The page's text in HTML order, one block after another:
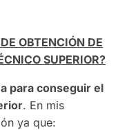
OBTENCIÓN DE
SUPERIOR?
para conseguir el
. En mis
ya que: